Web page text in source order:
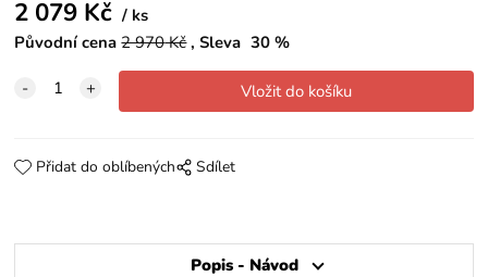
2 079 Kč
ks
Původní cena 2 970Kč Sleva 30 %
Přidat do oblíbených Sdílet
Popis - Návod